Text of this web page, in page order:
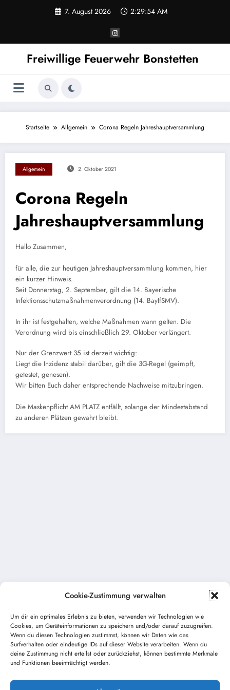
Cookie-Zustimmung verwalten
Um dir ein optimales Erlebnis zu bieten, verwenden wir Technologien wie
Cookies, um Geräteinformationen zu speichern und/oder darauf zuzugreifen.
Wenn du diesen Technologien zustimmst, können wir Daten wie das
Surfverhalten oder eindeutige IDs auf dieser Website verarbeiten. Wenn du
deine Zustimmung nicht erteilst oder zurückziehst, können bestimmte Merkmale
und Funktionen beeinträchtigt werden.
7. August 2026 2:29:54 AM
Freiwillige Feuerwehr Bonstetten
Startseite Allgemein Corona Regeln Jahreshauptversammlung
Allgemein 2. Oktober 2021
Corona Regeln
Jahreshauptversammlung
Hallo Zusammen,
für alle, die zur heutigen Jahreshauptversammlung kommen, hier
ein kurzer Hinweis.
Seit Donnerstag, 2. September, gilt die 14. Bayerische
Infektionsschutzmaßnahmenverordnung (14. BayIfSMV).
In ihr ist festgehalten, welche Maßnahmen wann gelten. Die
Verordnung wird bis einschließlich 29. Oktober verlängert.
Nur der Grenzwert 35 ist derzeit wichtig:
Liegt die Inzidenz stabil darüber, gilt die 3G-Regel (geimpft,
getestet, genesen).
Wir bitten Euch daher entsprechende Nachweise mitzubringen.
Die Maskenpflicht AM PLATZ entfällt, solange der Mindestabstand
zu anderen Plätzen gewahrt bleibt.
Vorheriger Beitrag
Feuerwehr Ferienprogramm „Feuerwehr
erleben“